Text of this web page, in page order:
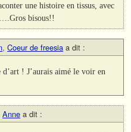
une histoire en tissus, avec
bisous!!
, Coeur de freesia a dit :
! J’aurais aimé le voir en
Anne a dit :